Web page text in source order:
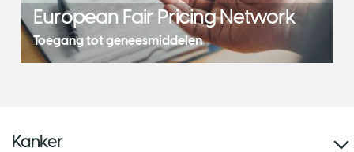
European Fair Pricing Network
Toegang tot geneesmiddelen
Kanker